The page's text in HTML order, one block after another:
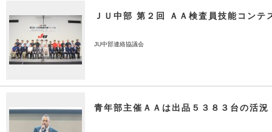
ＪＵ中部 第２回 ＡＡ検査員技能コンテ
JU中部連絡協議会
青年部主催ＡＡは出品５３８３台の活況